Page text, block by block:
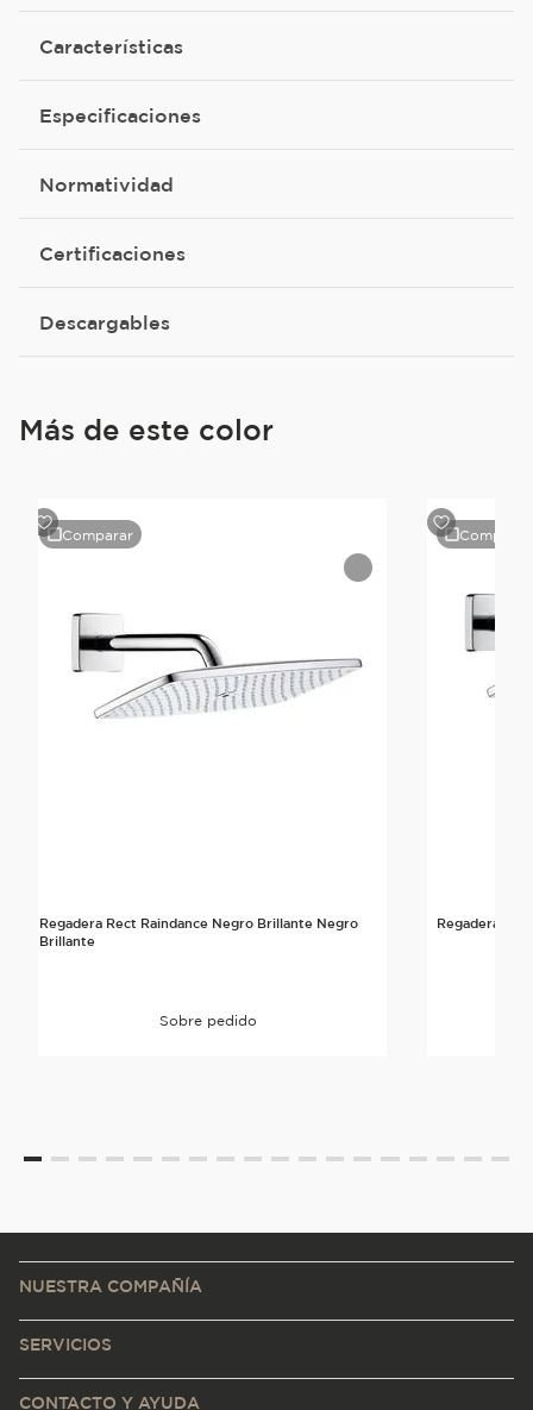
Características
Especificaciones
Normatividad
Certificaciones
Descargables
Más de este color
Comparar
Regadera Rect Raindance Negro Brillante Negro
Brillante
Sobre pedido
Comparar
Regadera
NUESTRA COMPAÑÍA
SERVICIOS
CONTACTO Y AYUDA